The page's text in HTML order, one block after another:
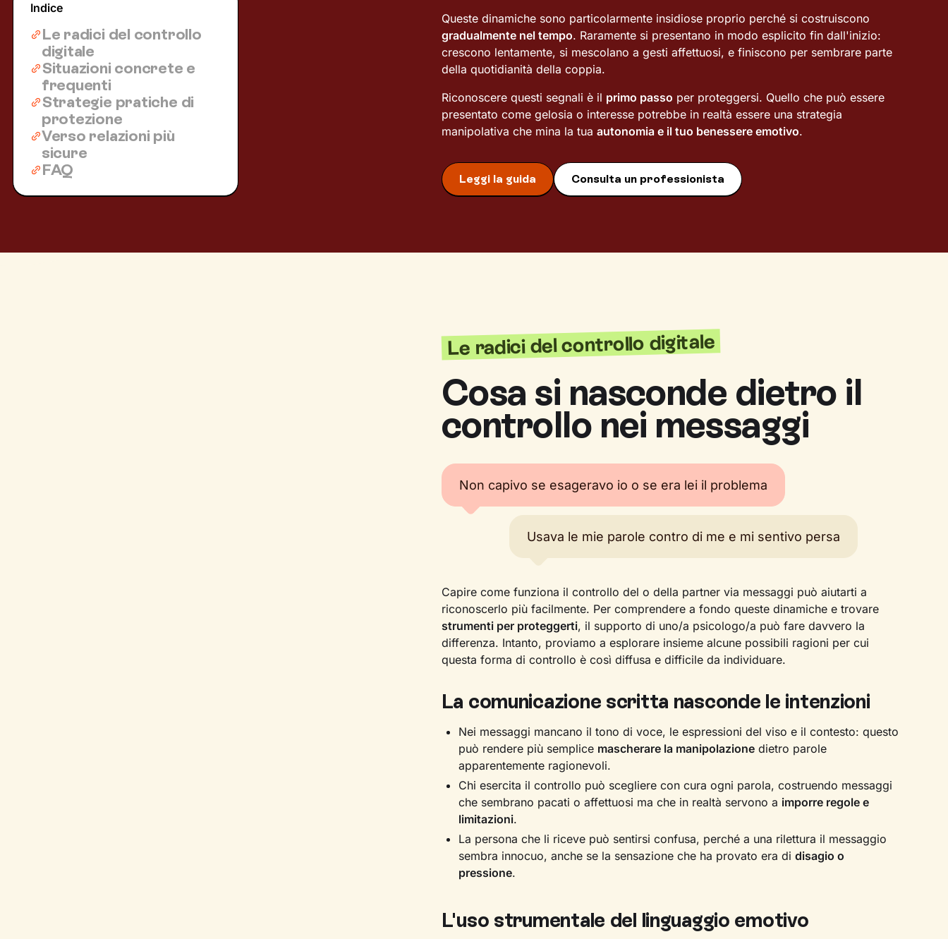
Indice
Le radici del controllo
digitale
Situazioni concrete e
frequenti
Strategie pratiche di
protezione
Verso relazioni più
sicure
FAQ
Queste dinamiche sono particolarmente insidiose proprio perché si costruiscono
gradualmente nel tempo. Raramente si presentano in modo esplicito fin dall'inizio:
crescono lentamente, si mescolano a gesti affettuosi, e finiscono per sembrare parte
della quotidianità della coppia.
Riconoscere questi segnali è il primo passo per proteggersi. Quello che può essere
presentato come gelosia o interesse potrebbe in realtà essere una strategia
manipolativa che mina la tua autonomia e il tuo benessere emotivo.
Leggi la guida Consulta un professionista
Le radici del controllo digitale
Cosa si nasconde dietro il
controllo nei messaggi
Non capivo se esageravo io o se era lei il problema
Usava le mie parole contro di me e mi sentivo persa
Capire come funziona il controllo del o della partner via messaggi può aiutarti a
riconoscerlo più facilmente. Per comprendere a fondo queste dinamiche e trovare
strumenti per proteggerti, il supporto di uno/a psicologo/a può fare davvero la
differenza. Intanto, proviamo a esplorare insieme alcune possibili ragioni per cui
questa forma di controllo è così diffusa e difficile da individuare.
La comunicazione scritta nasconde le intenzioni
Nei messaggi mancano il tono di voce, le espressioni del viso e il contesto: questo
può rendere più semplice mascherare la manipolazionedietro parole
apparentemente ragionevoli.
Chi esercita il controllo può scegliere con cura ogni parola, costruendo messaggi
che sembrano pacati o affettuosi ma che in realtà servono a imporre regole e
limitazioni.
La persona che li riceve può sentirsi confusa, perché a una rilettura il messaggio
sembra innocuo, anche se la sensazione che ha provato era di disagio o
pressione.
L'uso strumentale del linguaggio emotivo